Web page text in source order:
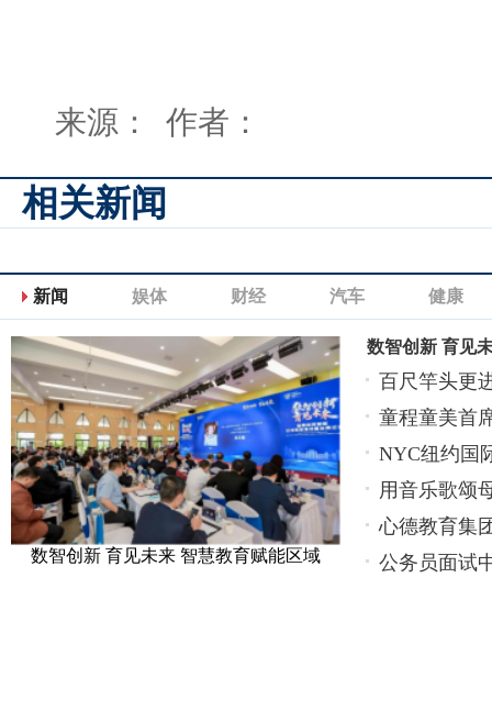
来源： 作者：
相关新闻
新闻 娱体 财经 汽车 健康
数智创新 育见未来 智慧教育赋能区域
数智创新 育见
百尺竿头更
点！
童程童美首
NYC纽约国
的
用音乐歌颂
打
心德教育集
公务员面试